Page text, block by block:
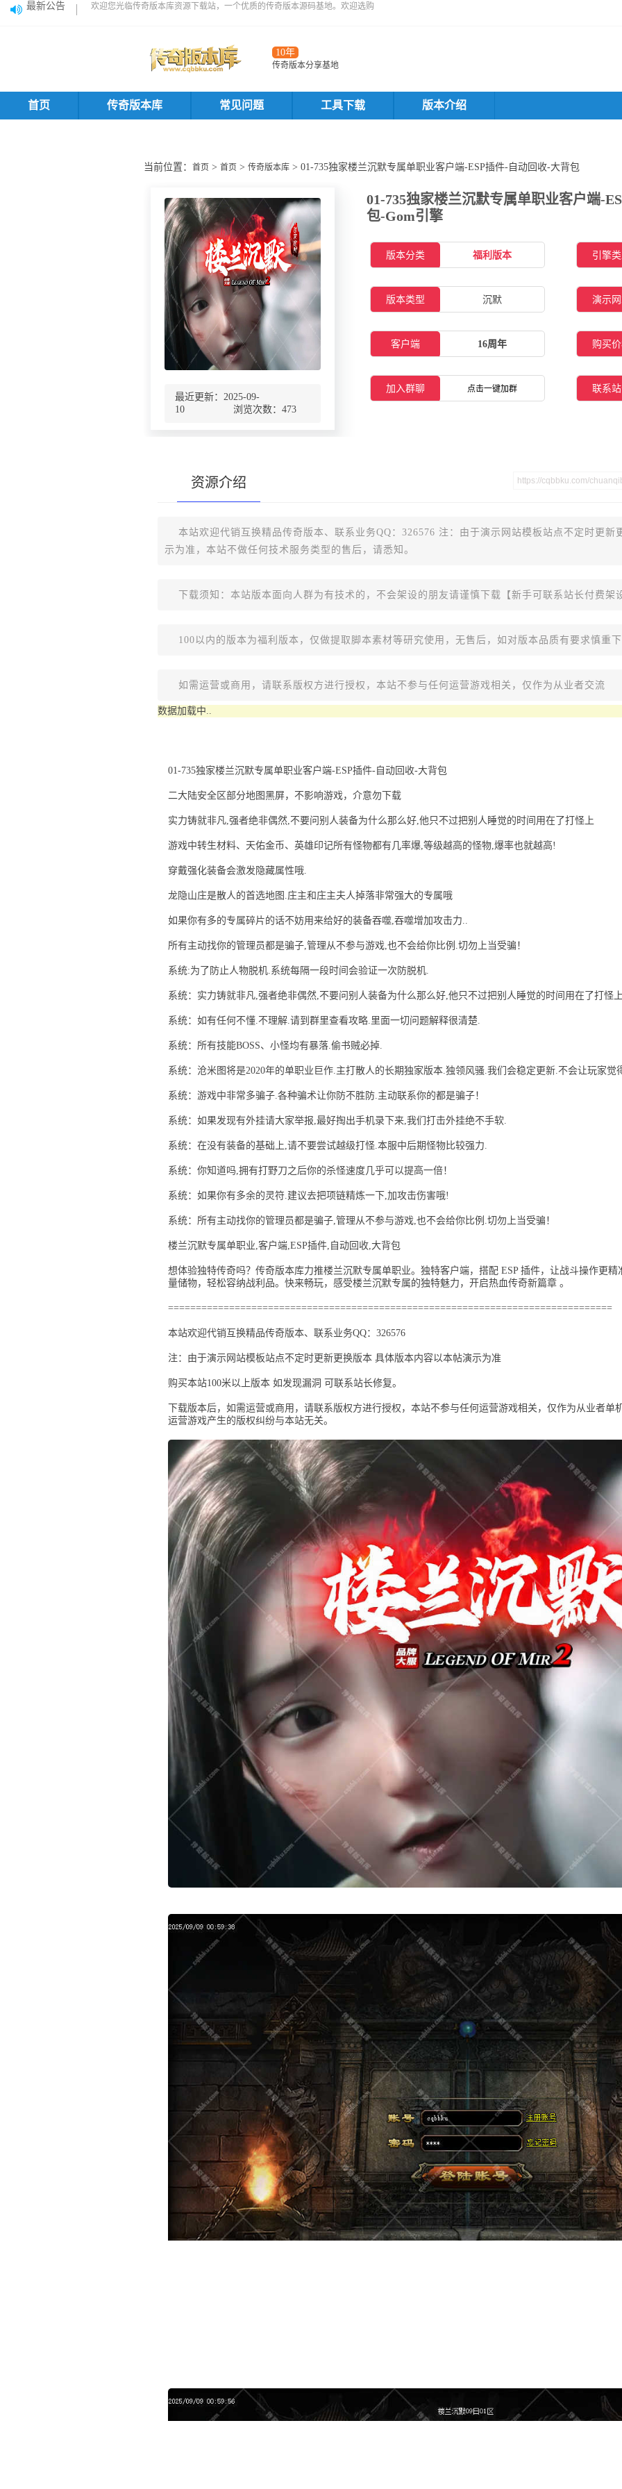
最新公告 欢迎您光临传奇版本库资源下载站，一个优质的传奇版本源码基地。欢迎选购
10年
传奇版本分享基地
首页 传奇版本库 常见问题 工具下载 版本介绍
当前位置： 首页 > 首页 > 传奇版本库 > 01-735独家楼兰沉默专属单职业客户端-ESP插件-自动回收-大背包
最近更新：2025-09-
10 浏览次数： 473
01-735独家楼兰沉默专属单职业客户端-
包-Gom引擎
版本分类 福利版本 引擎
版本类型 沉默 演示
客户端 16周年 购买
加入群聊 点击一键加群 联系
资源介绍
本站欢迎代销互换精品传奇版本、联系业务QQ：326576 注：由于演示网站模板站点不定时更新
示为准，本站不做任何技术服务类型的售后，请悉知。
下载须知：本站版本面向人群为有技术的，不会架设的朋友请谨慎下载【新手可联系站长付费架
100以内的版本为福利版本，仅做提取脚本素材等研究使用，无售后，如对版本品质有要求慎重
如需运营或商用，请联系版权方进行授权，本站不参与任何运营游戏相关，仅作为从业者交流
数据加载中..
01-735独家楼兰沉默专属单职业客户端-ESP插件-自动回收-大背包
二大陆安全区部分地图黑屏，不影响游戏，介意勿下载
实力铸就非凡,强者绝非偶然,不要问别人装备为什么那么好,他只不过把别人睡觉的时间用在了打怪上
游戏中转生材料、天佑金币、英雄印记所有怪物都有几率爆,等级越高的怪物,爆率也就越高!
穿戴强化装备会激发隐藏属性哦.
龙隐山庄是散人的首选地图.庄主和庄主夫人掉落非常强大的专属哦
如果你有多的专属碎片的话不妨用来给好的装备吞噬,吞噬增加攻击力..
所有主动找你的管理员都是骗子,管理从不参与游戏,也不会给你比例.切勿上当受骗！
系统:为了防止人物脱机.系统每隔一段时间会验证一次防脱机.
系统：实力铸就非凡,强者绝非偶然,不要问别人装备为什么那么好,他只不过把别人睡觉的时间用在了打怪
系统：如有任何不懂.不理解.请到群里查看攻略.里面一切问题解释很清楚.
系统：所有技能BOSS、小怪均有暴落.偷书贼必掉.
系统：沧米图将是2020年的单职业巨作.主打散人的长期独家版本.独领风骚.我们会稳定更新.不会让玩家觉
系统：游戏中非常多骗子.各种骗术让你防不胜防.主动联系你的都是骗子！
系统：如果发现有外挂请大家举报,最好掏出手机录下来,我们打击外挂绝不手软.
系统：在没有装备的基础上,请不要尝试越级打怪.本服中后期怪物比较强力.
系统：你知道吗,拥有打野刀之后你的杀怪速度几乎可以提高一倍！
系统：如果你有多余的灵符.建议去把项链精炼一下,加攻击伤害哦!
系统：所有主动找你的管理员都是骗子,管理从不参与游戏,也不会给你比例.切勿上当受骗！
楼兰沉默专属单职业​,客户端​,ESP插件​,自动回收​,大背包
想体验独特传奇吗？传奇版本库力推楼兰沉默专属单职业。独特客户端，搭配 ESP 插件，让战斗操作更
量储物，轻松容纳战利品。快来畅玩，感受楼兰沉默专属的独特魅力，开启热血传奇新篇章 。
================================================================================
本站欢迎代销互换精品传奇版本、联系业务QQ：326576
注：由于演示网站模板站点不定时更新更换版本 具体版本内容以本帖演示为准
购买本站100米以上版本 如发现漏洞 可联系站长修复。
下载版本后，如需运营或商用，请联系版权方进行授权，本站不参与任何运营游戏相关，仅作为从业者单
运营游戏产生的版权纠纷与本站无关。